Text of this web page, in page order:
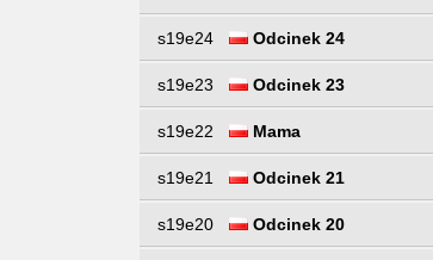
s19e24 Odcinek 24
s19e23 Odcinek 23
s19e22 Mama
s19e21 Odcinek 21
s19e20 Odcinek 20